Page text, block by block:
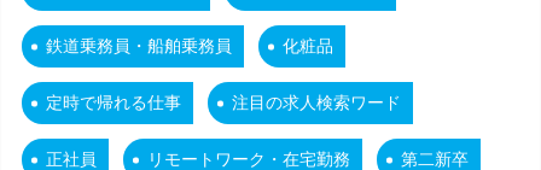
鉄道乗務員・船舶乗務員 化粧品
定時で帰れる仕事 注目の求人検索ワード
正社員 リモートワーク・在宅勤務 第二新卒